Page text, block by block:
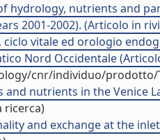
hydrology, nutrients and
2001-2002). (Articolo in
vitale ed orologio
Nord Occidentale
cnr/individuo/prodotto/
and nutrients in the Venice
ricerca)
and exchange at the